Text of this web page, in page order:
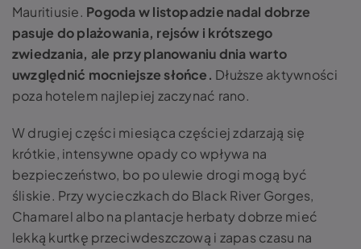
Mauritiusie. Pogoda w listopadzie nadal dobrze
pasuje do plażowania, rejsów i krótszego
zwiedzania, ale przy planowaniu dnia warto
uwzględnić mocniejsze słońce. Dłuższe aktywności
poza hotelem najlepiej zaczynać rano.
W drugiej części miesiąca częściej zdarzają się
krótkie, intensywne opady co wpływa na
bezpieczeństwo, bo po ulewie drogi mogą być
śliskie. Przy wycieczkach do Black River Gorges,
Chamarel albo na plantacje herbaty dobrze mieć
lekką kurtkę przeciwdeszczową i zapas czasu na